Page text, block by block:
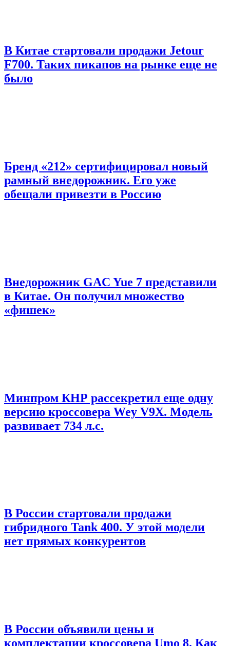
В Китае стартовали продажи Jetour
F700. Таких пикапов на рынке еще не
было
Бренд «212» сертифицировал новый
рамный внедорожник. Его уже
обещали привезти в Россию
Внедорожник GAC Yue 7 представили
в Китае. Он получил множество
«фишек»
Минпром КНР рассекретил еще одну
версию кроссовера Wey V9X. Модель
развивает 734 л.с.
В России стартовали продажи
гибридного Tank 400. У этой модели
нет прямых конкурентов
В России объявили цены и
комплектации кроссовера Umo 8. Как